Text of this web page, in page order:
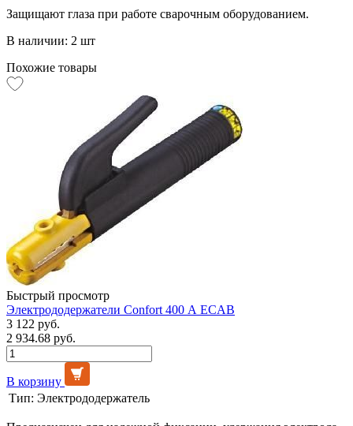
Защищают глаза при работе сварочным оборудованием.
В наличии: 2 шт
Похожие товары
Быстрый просмотр
Электрододержатели Confort 400 А ECAB
3 122 руб.
2 934.68 руб.
В корзину
Тип: Электрододержатель